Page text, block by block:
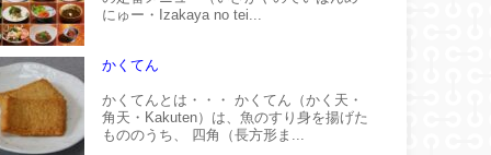
にゅー・Izakaya no tei...
かくてん
かくてんとは・・・ かくてん（かく天・
角天・Kakuten）は、魚のすり身を揚げた
もののうち、 四角（長方形ま...